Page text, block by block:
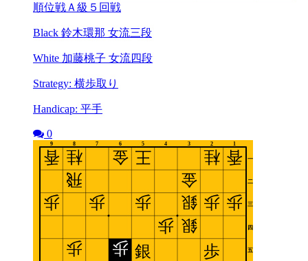
順位戦Ａ級５回戦
Black 鈴木環那 女流三段
White 加藤桃子 女流四段
Strategy: 横歩取り
Handicap: 平手
0